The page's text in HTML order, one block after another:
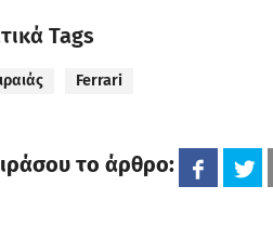
Tags
Ferrari
το άρθρο: